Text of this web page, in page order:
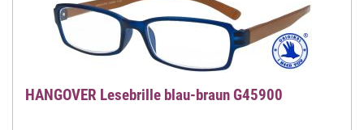
HANGOVER Lesebrille blau-braun G45900